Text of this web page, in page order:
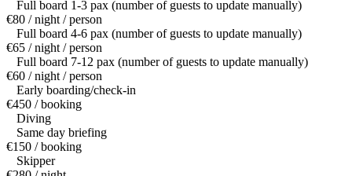
Full board 1-3 pax (number of guests to update manually)
€80 / night / person
Full board 4-6 pax (number of guests to update manually)
€65 / night / person
Full board 7-12 pax (number of guests to update manually)
€60 / night / person
Early boarding/check-in
€450 / booking
Diving
Same day briefing
€150 / booking
Skipper